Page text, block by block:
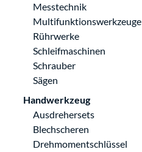
Messtechnik
Multifunktionswerkzeuge
Rührwerke
Schleifmaschinen
Schrauber
Sägen
Handwerkzeug
Ausdrehersets
Blechscheren
Drehmomentschlüssel